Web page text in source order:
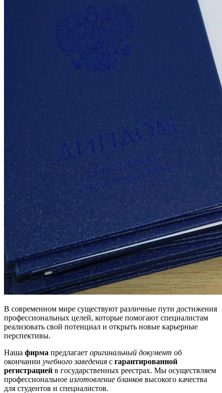
В современном мире существуют различные пути достижения
профессиональных целей, которые помогают специалистам
реализовать свой потенциал и открыть новые карьерные
перспективы.
Наша фирма предлагает оригинальный документ об
окончании учебного заведения с гарантированной
регистрацией в государственных реестрах. Мы осуществляем
профессиональное изготовление бланков высокого качества
для студентов и специалистов.